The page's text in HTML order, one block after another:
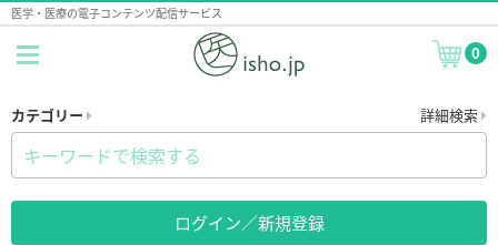
医学・医療の電子コンテンツ配信サービス
0
カテゴリー 詳細検索
ログイン／新規登録